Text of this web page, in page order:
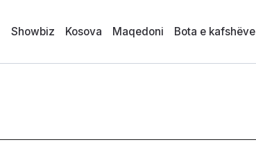
Showbiz Kosova Maqedoni Bota e kafshëve